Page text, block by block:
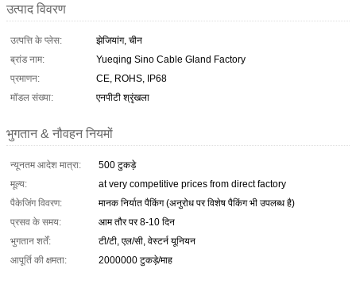
उत्पाद विवरण
उत्पत्ति के प्लेस:
झेजियांग, चीन
ब्रांड नाम:
Yueqing Sino Cable Gland Factory
प्रमाणन:
CE, ROHS, IP68
मॉडल संख्या:
एनपीटी श्रृंखला
भुगतान & नौवहन नियमों
न्यूनतम आदेश मात्रा:
500 टुकड़े
मूल्य:
at very competitive prices from direct factory
पैकेजिंग विवरण:
मानक निर्यात पैकिंग (अनुरोध पर विशेष पैकिंग भी उपलब्ध है)
प्रसव के समय:
आम तौर पर 8-10 दिन
भुगतान शर्तें:
टी/टी, एल/सी, वेस्टर्न यूनियन
आपूर्ति की क्षमता:
2000000 टुकड़े/माह